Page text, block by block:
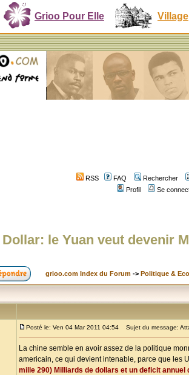
Grioo Pour Elle Village
RSS FAQ
Rechercher
Profil
Se
le Yuan veut devenir
grioo.com Index du Forum -> Politique &
Posté le: Ven 04 Mar 2011 04:54 Sujet du message:
La chine semble en avoir assez de la politique
americain, ce qui devient intenable, parce que les
mille 290) Milliards de dollars et un deficit annuel